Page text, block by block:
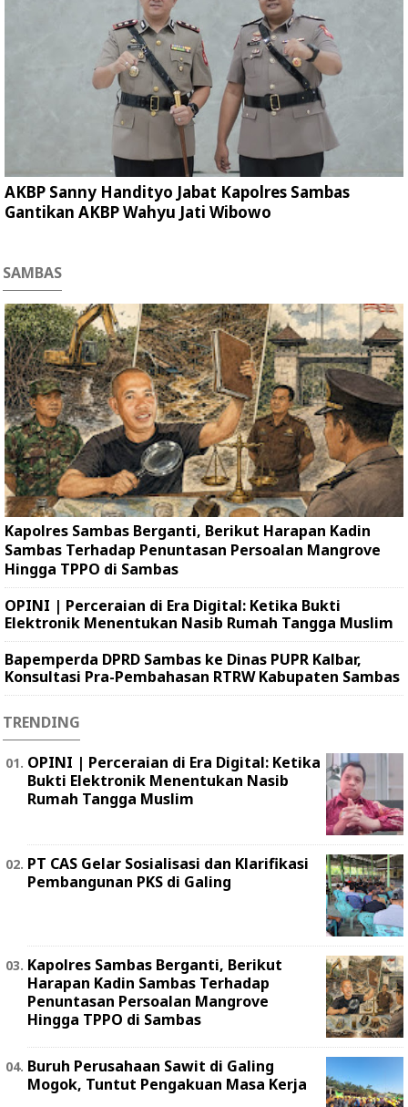
AKBP Sanny Handityo Jabat Kapolres Sambas
Gantikan AKBP Wahyu Jati Wibowo
SAMBAS
Kapolres Sambas Berganti, Berikut Harapan Kadin
Sambas Terhadap Penuntasan Persoalan Mangrove
Hingga TPPO di Sambas
OPINI | Perceraian di Era Digital: Ketika Bukti
Elektronik Menentukan Nasib Rumah Tangga Muslim
Bapemperda DPRD Sambas ke Dinas PUPR Kalbar,
Konsultasi Pra-Pembahasan RTRW Kabupaten Sambas
TRENDING
OPINI | Perceraian di Era Digital: Ketika
Bukti Elektronik Menentukan Nasib
Rumah Tangga Muslim
PT CAS Gelar Sosialisasi dan Klarifikasi
Pembangunan PKS di Galing
Kapolres Sambas Berganti, Berikut
Harapan Kadin Sambas Terhadap
Penuntasan Persoalan Mangrove
Hingga TPPO di Sambas
Buruh Perusahaan Sawit di Galing
Mogok, Tuntut Pengakuan Masa Kerja